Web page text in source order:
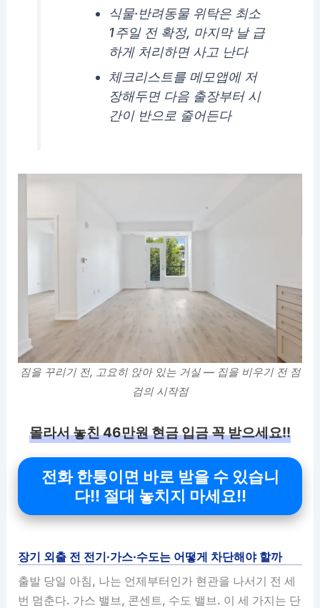
식물·반려동물 위탁은 최소
1주일 전 확정, 마지막 날 급
하게 처리하면 사고 난다
체크리스트를 메모앱에 저
장해두면 다음 출장부터 시
간이 반으로 줄어든다
짐을 꾸리기 전, 고요히 앉아 있는 거실 — 집을 비우기 전 점
검의 시작점
몰라서 놓친 46만원 현금 입금 꼭 받으세요!!
전화 한통이면 바로 받을 수 있습니
다!! 절대 놓치지 마세요!!
장기 외출 전 전기·가스·수도는 어떻게 차단해야 할까
출발 당일 아침, 나는 언제부터인가 현관을 나서기 전 세
번 멈춘다. 가스 밸브, 콘센트, 수도 밸브. 이 세 가지는 단